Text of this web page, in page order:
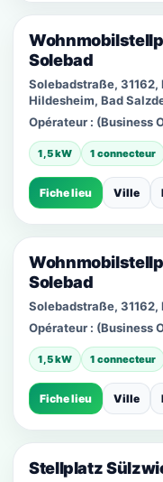
Solebad
Solebadstraße,
Hildesheim, Bad
Opérateur : (Business
1,5 kW 1 connecteur
Fiche lieu Ville
Solebad
Solebadstraße,
Opérateur : (Business
1,5 kW 1 connecteur
Fiche lieu Ville
Stellplatz